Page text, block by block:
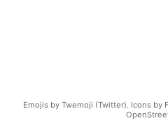
Emojis by Twemoji (Twitter). Icons